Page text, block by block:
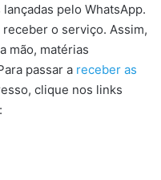
pelo WhatsApp.
o serviço. Assim,
mão, matérias
passar a receber as
clique nos links